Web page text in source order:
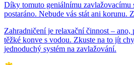
Díky tomuto geniálnímu zavlažovacímu
postaráno. Nebude vás stát ani korunu.
Zahradničení je relaxační činnost –
těžké konve s vodou. Zkuste na to jít
jednoduchý systém na zavlažování.